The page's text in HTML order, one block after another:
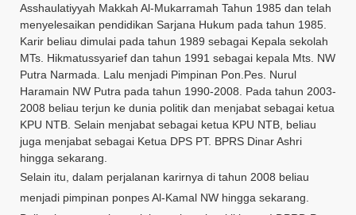
Asshaulatiyyah Makkah Al-Mukarramah Tahun 1985 dan telah
menyelesaikan pendidikan Sarjana Hukum pada tahun 1985.
Karir beliau dimulai pada tahun 1989 sebagai Kepala sekolah
MTs. Hikmatussyarief dan tahun 1991 sebagai kepala Mts. NW
Putra Narmada. Lalu menjadi Pimpinan Pon.Pes. Nurul
Haramain NW Putra pada tahun 1990-2008. Pada tahun 2003-
2008 beliau terjun ke dunia politik dan menjabat sebagai ketua
KPU NTB. Selain menjabat sebagai ketua KPU NTB, beliau
juga menjabat sebagai Ketua DPS PT. BPRS Dinar Ashri
hingga sekarang.
Selain itu, dalam perjalanan karirnya di tahun 2008 beliau
menjadi pimpinan ponpes Al-Kamal NW hingga sekarang.